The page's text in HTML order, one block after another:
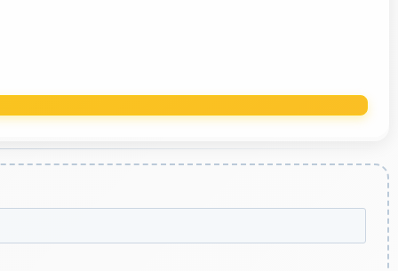
ampla, crítica e alinhada às necessidades do